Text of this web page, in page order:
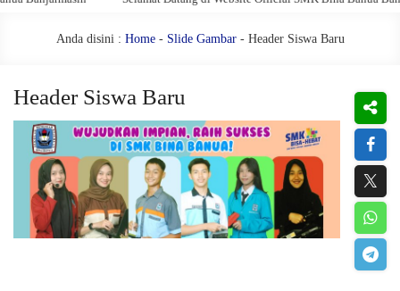
Anda disini : Home- Slide Gambar- Header Siswa Baru
Header Siswa Baru